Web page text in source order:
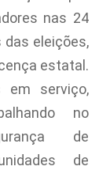
nas 24
das eleições,
estatal.
em serviço,
no
de
de